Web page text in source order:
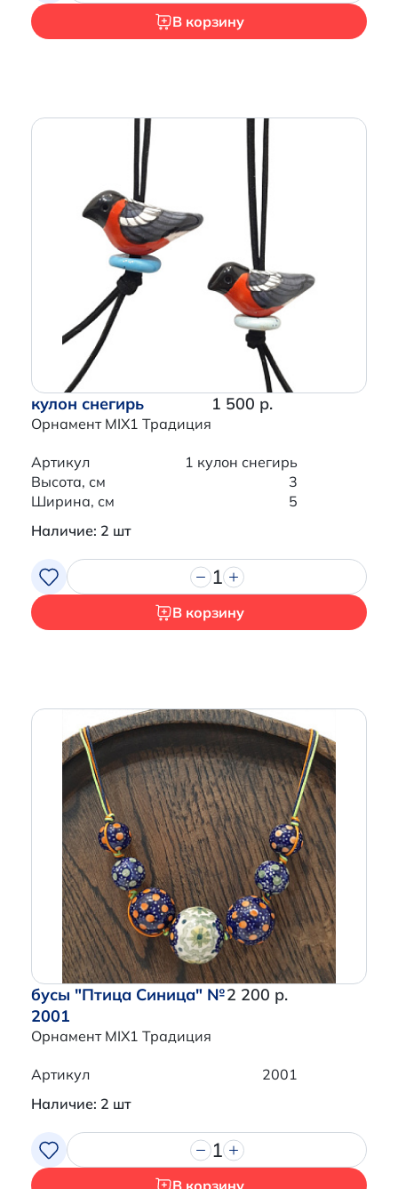
В корзину
кулон снегирь
Орнамент MIX1 Традиция
1 500 р.
Артикул
1 кулон снегирь
Высота, см
3
Ширина, см
5
Наличие: 2 шт
1
В корзину
бусы "Птица Синица" №
2001
Орнамент MIX1 Традиция
2 200 р.
Артикул
2001
Наличие: 2 шт
1